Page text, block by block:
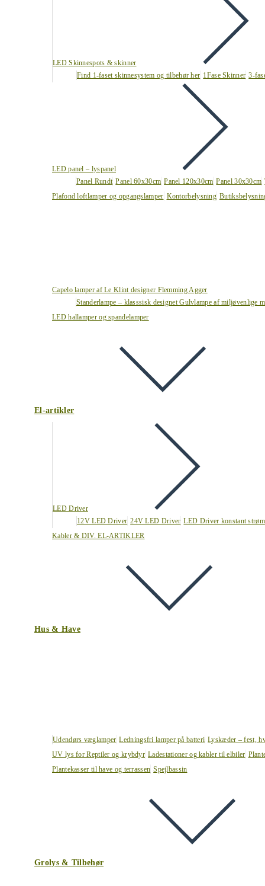
LED Skinnespots & skinner
Find 1-faset skinnesystem og tilbehør her 1Fase Skinner 3-
LED panel – lyspanel
Panel Rundt Panel 60x30cm Panel 120x30cm Panel 30x30cm
Plafond loftlamper og opgangslamper Kontorbelysning
Capelo lamper af Le Klint designer Flemming Agger
Standerlampe – klasssisk designet Gulvlampe af miljøvenlige
LED hallamper og spandelamper
El-artikler
LED Driver
12V LED Driver 24V LED Driver LED Driver konstant strøm
Kabler & DIV. EL-ARTIKLER
Hus & Have
Udendørs væglamper Ledningsfri lamper på batteri Lyskæder – fest,
UV lys for Reptiler og krybdyr Ladestationer og kabler til elbiler
Plantekasser til have og terrassen Spejlbassin
Grolys & Tilbehør